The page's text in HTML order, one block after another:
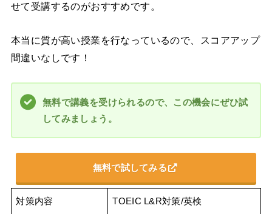
せて受講するのがおすすめです。
本当に質が高い授業を行なっているので、スコアアップ
間違いなしです！
無料で講義を受けられるので、この機会にぜひ試
してみましょう。
無料で試してみる
対策内容 TOEIC L&R対策/英検